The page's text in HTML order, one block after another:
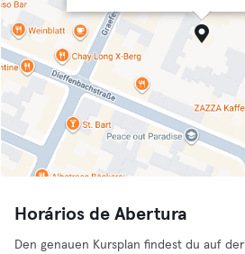
Horários de Abertura
Den genauen Kursplan findest du auf